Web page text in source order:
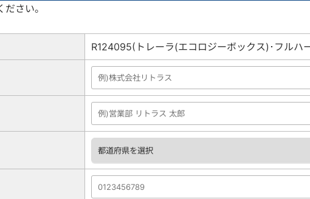
さい。
R124095(トレーラ(エコロジーボックス)･フルハ